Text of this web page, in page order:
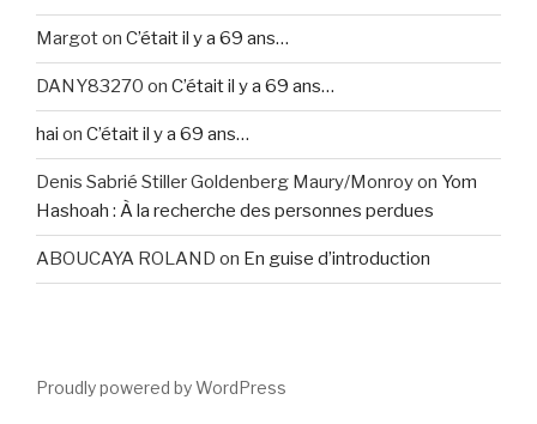
Margoton C’était il y a 69 ans…
DANY83270 on C’était il y a 69 ans…
hai on C’était il y a 69 ans…
Denis Sabrié Stiller Goldenberg Maury/Monroyon Yom
Hashoah : À la recherche des personnes perdues
ABOUCAYA ROLAND on En guise d’introduction
Proudly powered by WordPress